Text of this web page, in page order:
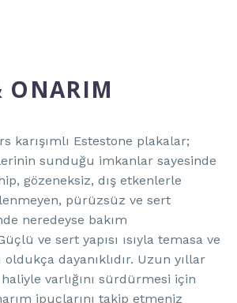
ONARIM
karışımlı Estestone plakalar;
sunduğu imkanlar sayesinde
gözeneksiz, dış etkenlerle
pürüzsüz ve sert
neredeyse bakım
ve sert yapısı ısıyla temasa ve
dayanıklıdır. Uzun yıllar
varlığını sürdürmesi için
ipuçlarını takip etmeniz